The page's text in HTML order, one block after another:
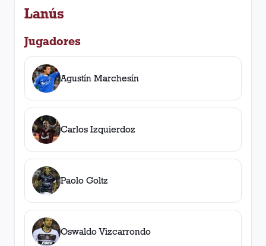
Lanús
Jugadores
Agustín Marchesín
Carlos Izquierdoz
Paolo Goltz
Oswaldo Vizcarrondo